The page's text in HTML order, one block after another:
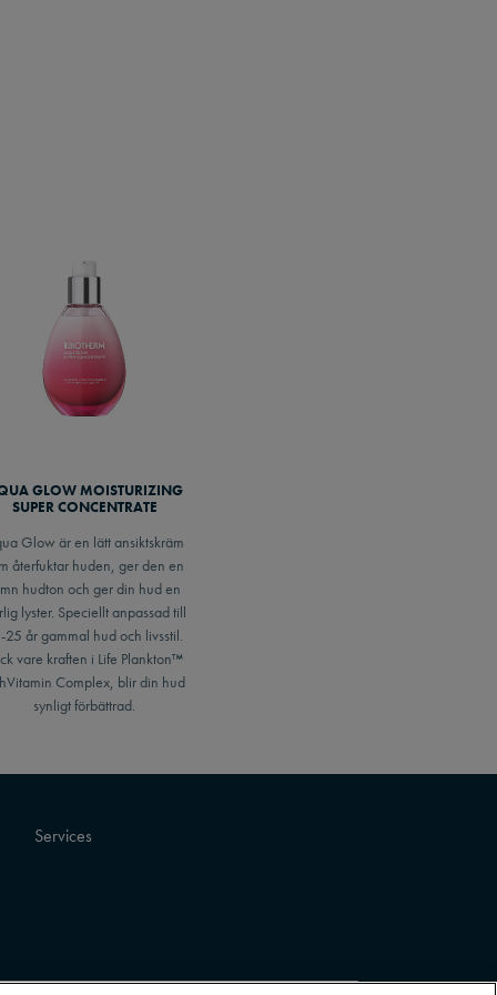
GLOW MOISTURIZING
SUPER CONCENTRATE
Glow är en lätt ansiktskräm
återfuktar huden, ger den en
hudton och ger din hud en
lyster. Speciellt anpassad till
25 år gammal hud och livsstil.
vare kraften i Life Plankton™
Complex, blir din hud
synligt förbättrad.
Services